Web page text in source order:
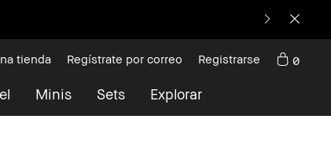
Minis Sets Explorar
tienda Regístrate por correo Registrarse 0